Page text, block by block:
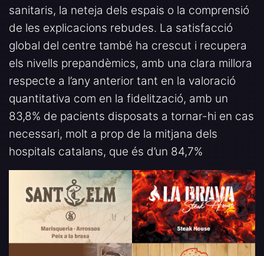
sanitaris, la neteja dels espais o la comprensió
de les explicacions rebudes. La satisfacció
global del centre també ha crescut i recupera
els nivells prepandèmics, amb una clara millora
respecte a l’any anterior tant en la valoració
quantitativa com en la fidelització, amb un
83,8% de pacients disposats a tornar-hi en cas
necessari, molt a prop de la mitjana dels
hospitals catalans, que és d’un 84,7%